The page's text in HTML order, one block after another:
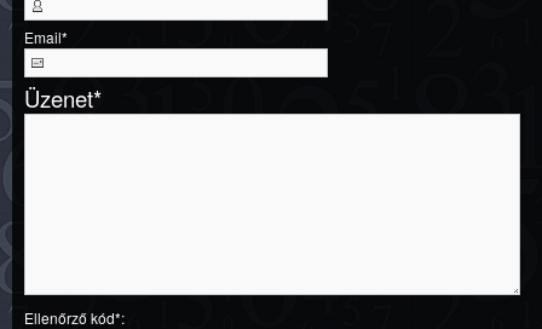
Email*
Üzenet*
Ellenőrző kód*: